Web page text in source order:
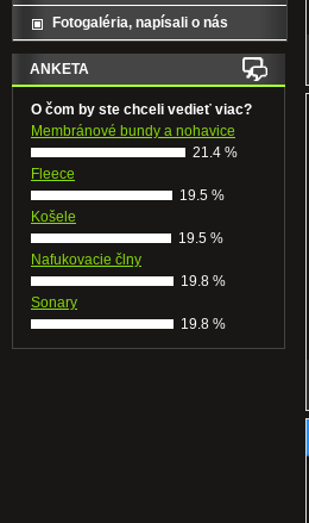
Fotogaléria, napísali o nás
ANKETA
O čom by ste chceli vedieť viac?
Membránové bundy a nohavice
21.4 %
Fleece
19.5 %
Košele
19.5 %
Nafukovacie člny
19.8 %
Sonary
19.8 %